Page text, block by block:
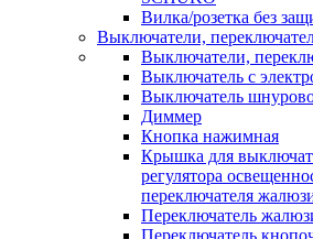
Вилка/розетка без
Выключатели,
Выключатели,
Выключатель с
Выключатель
Диммер
Кнопка нажимная
Крышка для
регулятора
переключателя
Переключатель
Переключатель